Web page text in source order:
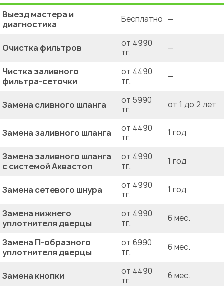
Выезд мастера и
диагностика
Бесплатно —
Очистка фильтров
от 4990
тг.
—
Чистка заливного
фильтра-сеточки
от 4490
тг.
—
Замена сливного шланга
от 5990
тг.
от 1 до 2 лет
Замена заливного шланга
от 4490
тг.
1 год
Замена заливного шланга
с системой Аквастоп
от 4990
тг.
1 год
Замена сетевого шнура
от 4990
тг.
1 год
Замена нижнего
уплотнителя дверцы
от 4990
тг.
6 мес.
Замена П-образного
уплотнителя дверцы
от 6990
тг.
6 мес.
Замена кнопки
от 4490
тг.
6 мес.